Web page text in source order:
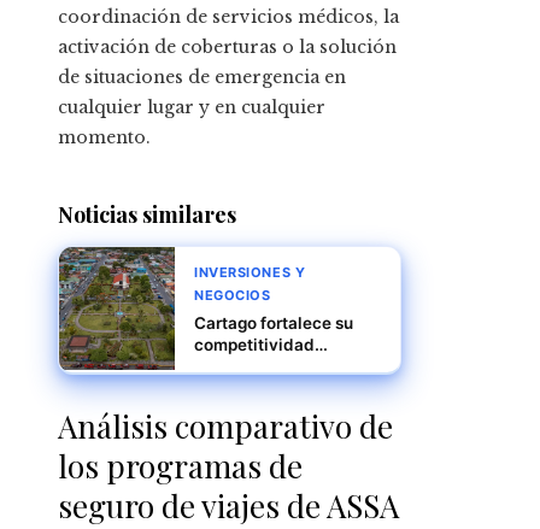
coordinación de servicios médicos, la
activación de coberturas o la solución
de situaciones de emergencia en
cualquier lugar y en cualquier
momento.
Noticias similares
INVERSIONES Y
NEGOCIOS
Cartago fortalece su
competitividad
la automatización y la
Análisis comparativo de
los programas de
seguro de viajes de ASSA